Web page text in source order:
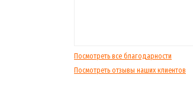
Посмотреть все благодарности
Посмотреть отзывы наших клиентов